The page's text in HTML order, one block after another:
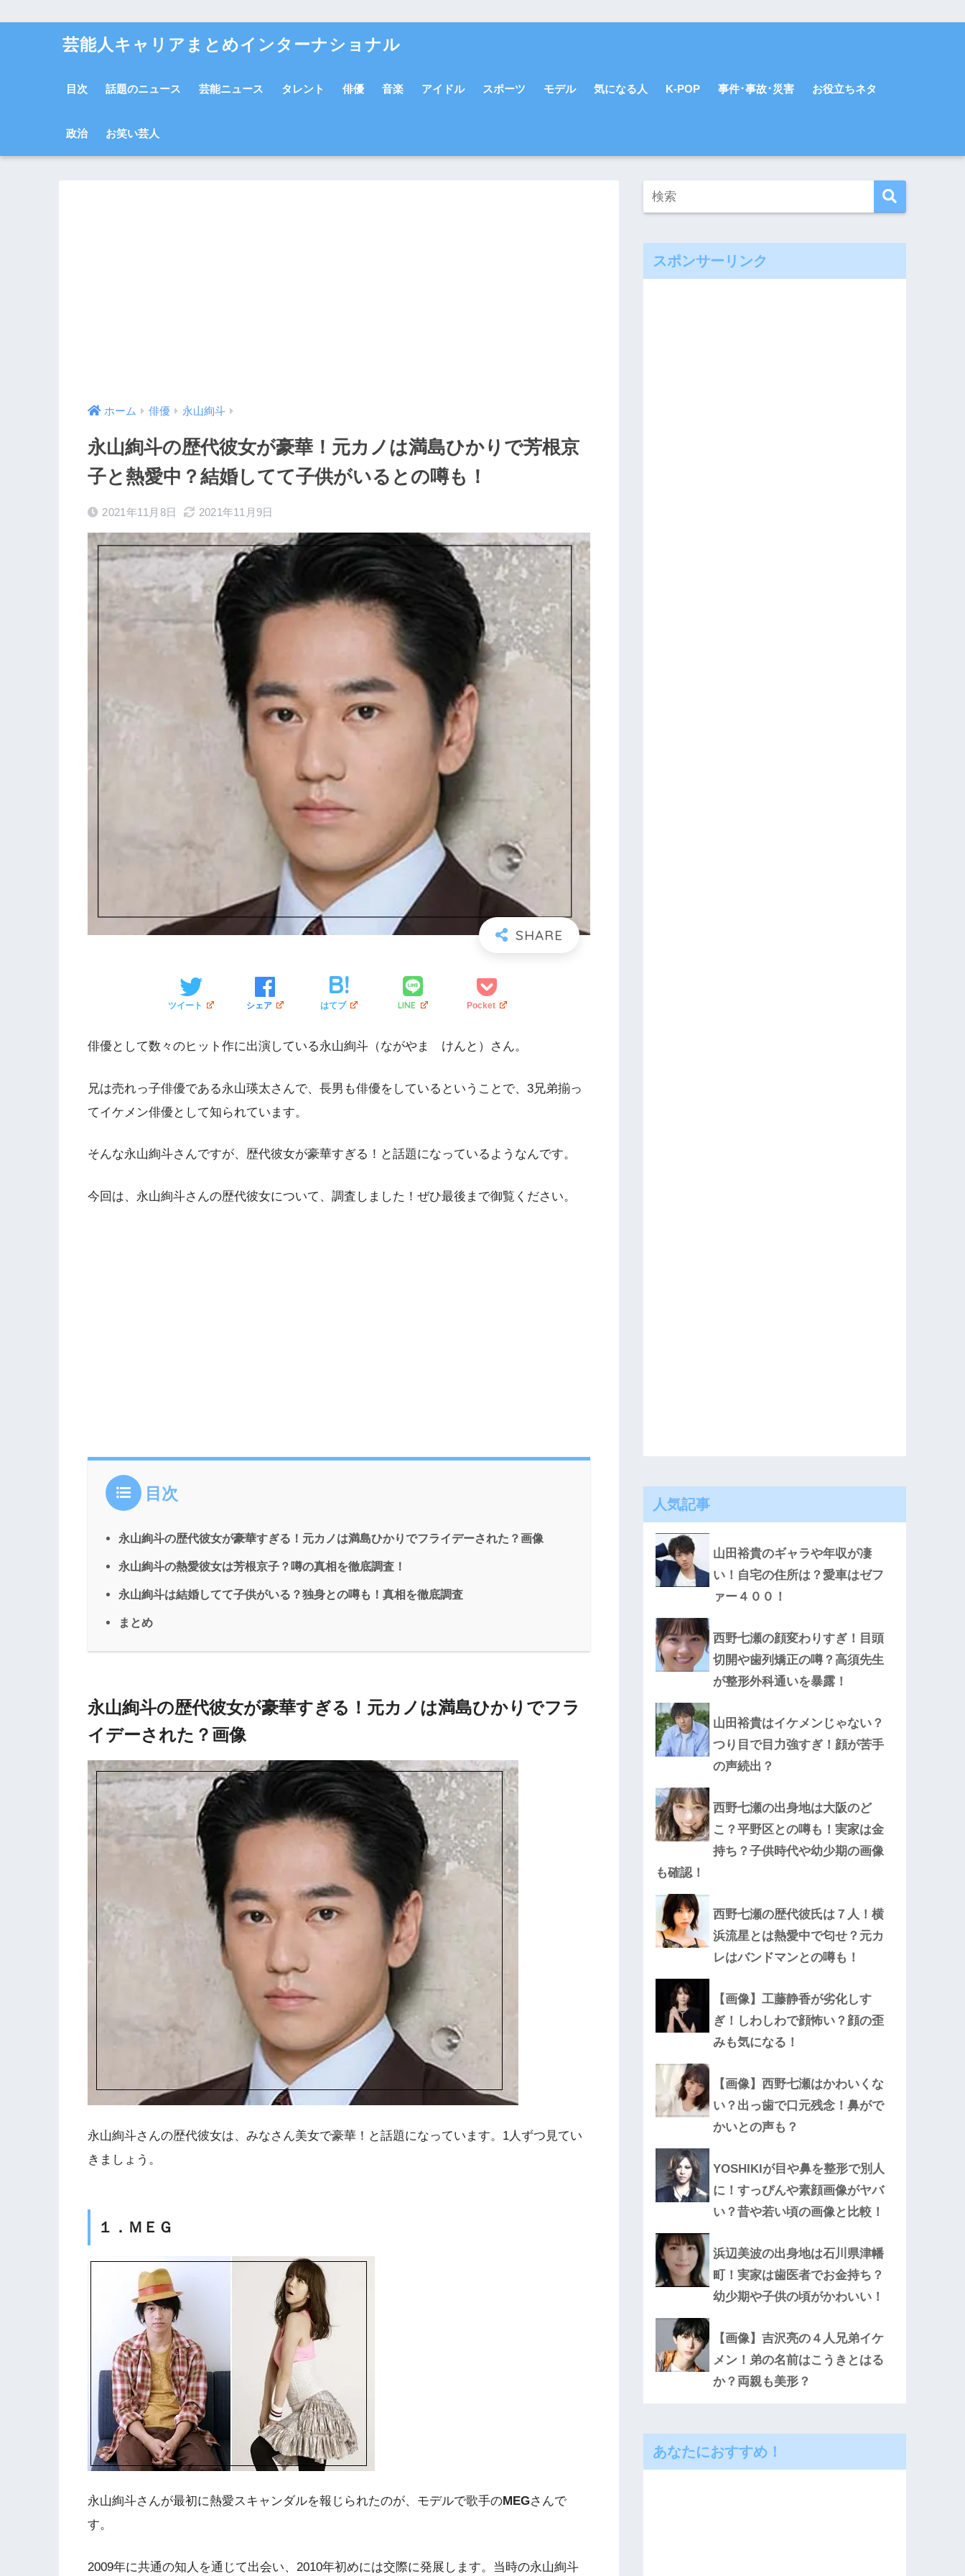
芸能人キャリアまとめインターナショナル
目次 話題のニュース 芸能ニュース タレント 俳優 音楽 アイドル スポーツ モデル 気になる人 K-POP 事件･事故･災害 お役立ちネタ
政治 お笑い芸人
ホーム 俳優 永山絢斗
永山絢斗の歴代彼女が豪華！元カノは満島ひかりで芳根京
子と熱愛中？結婚してて子供がいるとの噂も！
2021年11月8日 2021年11月9日
ツイート シェア はてブ LINE Pocket
俳優として数々のヒット作に出演している永山絢斗（ながやま けんと）さん。
兄は売れっ子俳優である永山瑛太さんで、長男も俳優をしているということで、3兄弟揃っ
てイケメン俳優として知られています。
そんな永山絢斗さんですが、歴代彼女が豪華すぎる！と話題になっているようなんです。
今回は、永山絢斗さんの歴代彼女について、調査しました！ぜひ最後まで御覧ください。
目次
永山絢斗の歴代彼女が豪華すぎる！元カノは満島ひかりでフライデーされた？画像
永山絢斗の熱愛彼女は芳根京子？噂の真相を徹底調査！
永山絢斗は結婚してて子供がいる？独身との噂も！真相を徹底調査
まとめ
永山絢斗の歴代彼女が豪華すぎる！元カノは満島ひかりでフラ
イデーされた？画像
永山絢斗さんの歴代彼女は、みなさん美女で豪華！と話題になっています。1人ずつ見てい
きましょう。
１．ＭＥＧ
永山絢斗さんが最初に熱愛スキャンダルを報じられたのが、モデルで歌手のMEGさんで
す。
2009年に共通の知人を通じて出会い、2010年初めには交際に発展します。当時の永山絢斗
スポンサーリンク
人気記事
山田裕貴のギャラや年収が凄
い！自宅の住所は？愛車はゼフ
ァー４００！
西野七瀬の顔変わりすぎ！目頭
切開や歯列矯正の噂？高須先生
が整形外科通いを暴露！
山田裕貴はイケメンじゃない？
つり目で目力強すぎ！顔が苦手
の声続出？
西野七瀬の出身地は大阪のど
こ？平野区との噂も！実家は金
持ち？子供時代や幼少期の画像
も確認！
西野七瀬の歴代彼氏は７人！横
浜流星とは熱愛中で匂せ？元カ
レはバンドマンとの噂も！
【画像】工藤静香が劣化しす
ぎ！しわしわで顔怖い？顔の歪
みも気になる！
【画像】西野七瀬はかわいくな
い？出っ歯で口元残念！鼻がで
かいとの声も？
YOSHIKIが目や鼻を整形で別人
に！すっぴんや素顔画像がヤバ
い？昔や若い頃の画像と比較！
浜辺美波の出身地は石川県津幡
町！実家は歯医者でお金持ち？
幼少期や子供の頃がかわいい！
【画像】吉沢亮の４人兄弟イケ
メン！弟の名前はこうきとはる
か？両親も美形？
あなたにおすすめ！